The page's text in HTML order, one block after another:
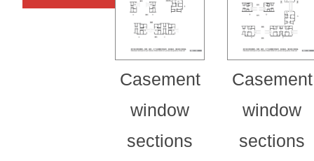
Casement
window
sections
Casement
window
sections